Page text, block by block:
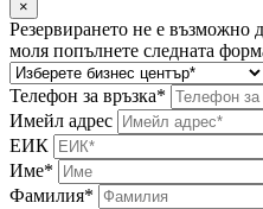
×
Резервирането не е възможно
моля попълнете следната
Телефон за връзка*
Имейл адрес
ЕИК
Име*
Фамилия*